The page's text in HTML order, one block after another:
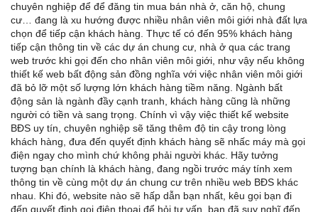
chuyên nghiệp để để đăng tin mua bán nhà ở, căn hộ, chung
cư… đang là xu hướng được nhiều nhân viên môi giới nhà đất lựa
chọn để tiếp cận khách hàng. Thực tế có đến 95% khách hàng
tiếp cận thông tin về các dự án chung cư, nhà ở qua các trang
web trước khi gọi đến cho nhân viên môi giới, như vậy nếu không
thiết kế web bất động sản đồng nghĩa với việc nhân viên môi giới
đã bỏ lỡ một số lượng lớn khách hàng tiềm năng. Ngành bất
động sản là ngành đầy cạnh tranh, khách hàng cũng là những
người có tiền và sang trọng. Chính vì vậy việc thiết kế website
BĐS uy tín, chuyên nghiệp sẽ tăng thêm độ tin cậy trong lòng
khách hàng, đưa đến quyết định khách hàng sẽ nhấc máy mà gọi
điện ngay cho mình chứ không phải người khác. Hãy tưởng
tượng bạn chính là khách hàng, đang ngồi trước máy tính xem
thông tin về cùng một dự án chung cư trên nhiều web BĐS khác
nhau. Khi đó, website nào sẽ hấp dẫn bạn nhất, kêu gọi bạn đi
đến quyết định gọi điện thoại để hỏi tư vấn, bạn đã suy nghĩ đến